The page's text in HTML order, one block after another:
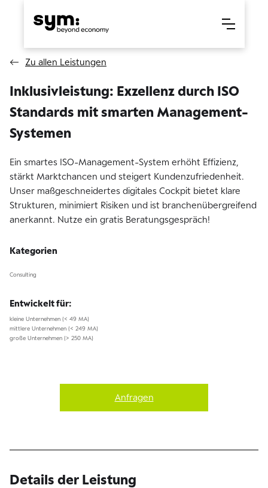
Zu allen Leistungen
Inklusivleistung: Exzellenz durch ISO
Standards mit smarten Management-
Systemen
Ein smartes ISO-Management-System erhöht Effizienz,
stärkt Marktchancen und steigert Kundenzufriedenheit.
Unser maßgeschneidertes digitales Cockpit bietet klare
Strukturen, minimiert Risiken und ist branchenübergreifend
anerkannt. Nutze ein gratis Beratungsgespräch!
Kategorien
Consulting
Entwickelt für:
kleine Unternehmen (< 49 MA)
mittlere Unternehmen (< 249 MA)
große Unternehmen (> 250 MA)
Anfragen
Details der Leistung